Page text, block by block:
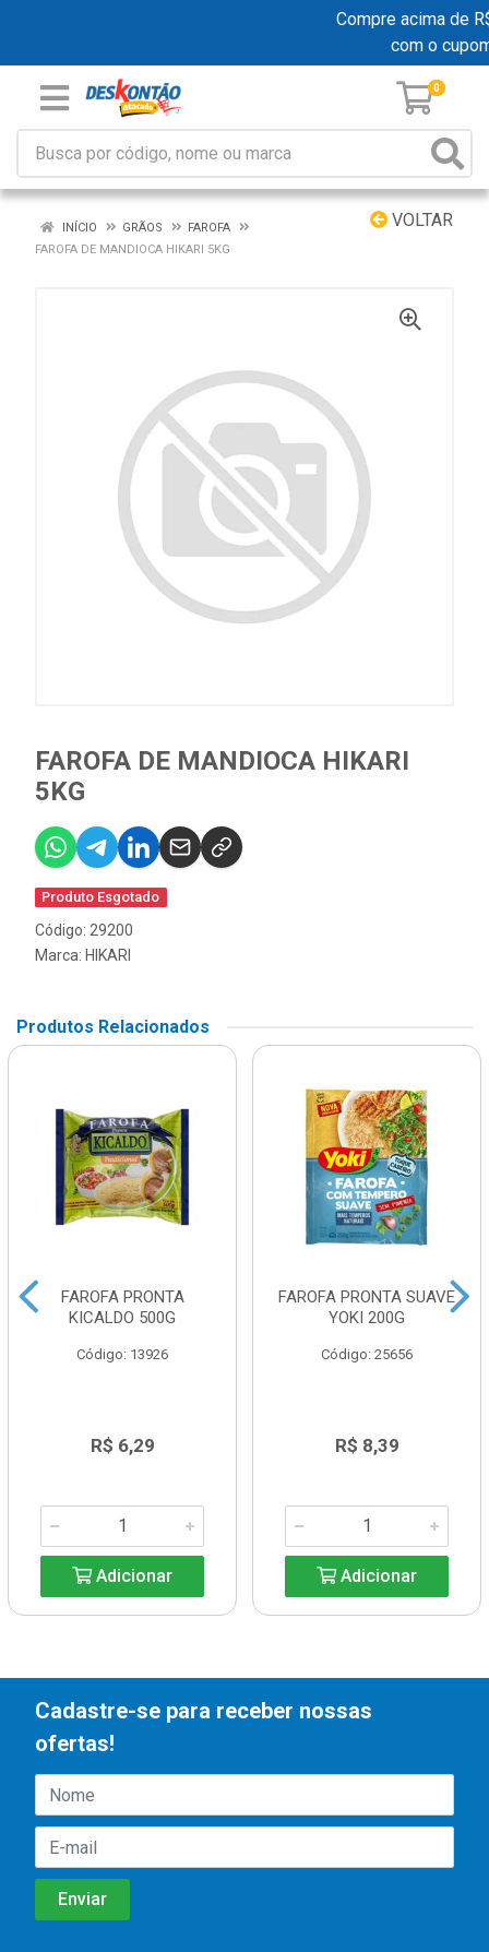
Compre acima de
com o
0
VOLTAR
INÍCIO GRÃOS
FAROFA
FAROFA DE MANDIOCA HIKARI 5KG
FAROFA DE MANDIOCA HIKARI
5KG
Produto Esgotado
Código: 29200
Marca: HIKARI
Produtos Relacionados
FAROFA PRONTA
KICALDO 500G
Código: 13926
R$ 6,29
Adicionar
FAROFA PRONTA SUAVE
YOKI 200G
Código: 25656
R$ 8,39
Adicionar
Cadastre-se para receber nossas
ofertas!